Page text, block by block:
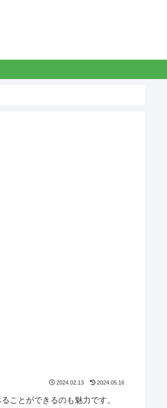
2024.02.13 2024.05.16
ことができるのも魅力です。